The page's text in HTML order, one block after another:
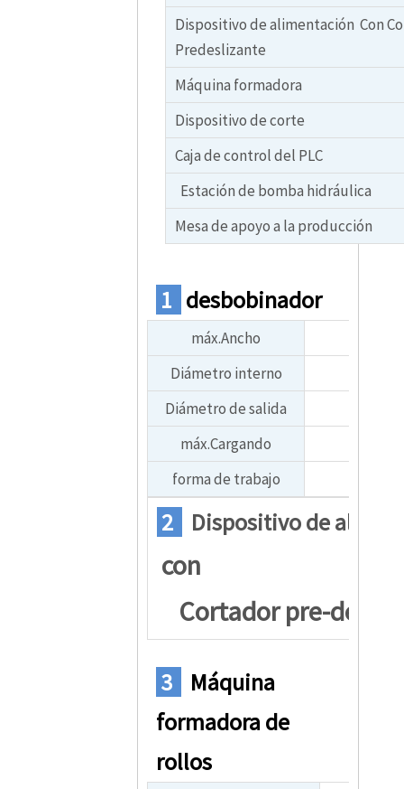
Dispositivo de alimentación Con
Predeslizante
Máquina formadora
Dispositivo de corte
Caja de control del PLC
Estación de bomba hidráulica
Mesa de apoyo a la producción
1 desbobinador
máx.Ancho
Diámetro interno
Diámetro de salida
máx.Cargando
forma de trabajo
2 Dispositivo de
con
Cortador pre-
3
Máquina
formadora de
rollos